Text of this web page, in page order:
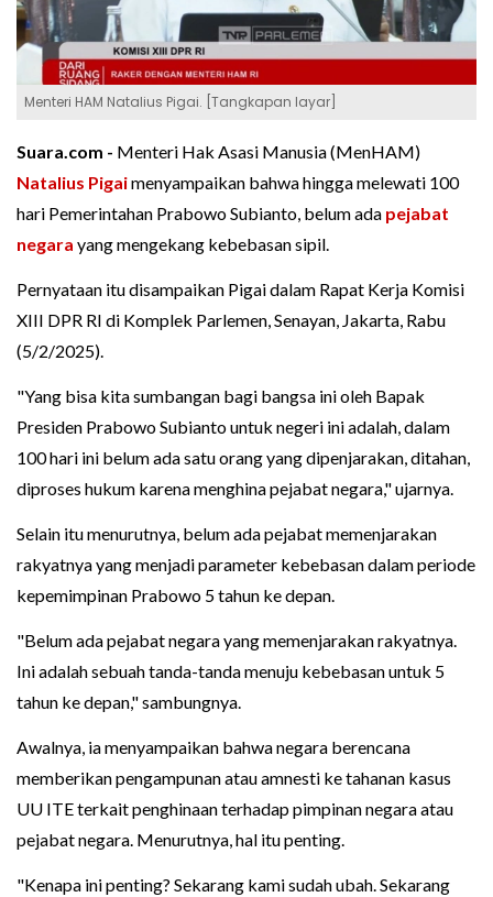
Menteri HAM Natalius Pigai. [Tangkapan layar]
Suara.com - Menteri Hak Asasi Manusia (MenHAM)
Natalius Pigaimenyampaikan bahwa hingga melewati 100
hari Pemerintahan Prabowo Subianto, belum ada pejabat
negara yang mengekang kebebasan sipil.
Pernyataan itu disampaikan Pigai dalam Rapat Kerja Komisi
XIII DPR RI di Komplek Parlemen, Senayan, Jakarta, Rabu
(5/2/2025).
"Yang bisa kita sumbangan bagi bangsa ini oleh Bapak
Presiden Prabowo Subianto untuk negeri ini adalah, dalam
100 hari ini belum ada satu orang yang dipenjarakan, ditahan,
diproses hukum karena menghina pejabat negara," ujarnya.
Selain itu menurutnya, belum ada pejabat memenjarakan
rakyatnya yang menjadi parameter kebebasan dalam periode
kepemimpinan Prabowo 5 tahun ke depan.
"Belum ada pejabat negara yang memenjarakan rakyatnya.
Ini adalah sebuah tanda-tanda menuju kebebasan untuk 5
tahun ke depan," sambungnya.
Awalnya, ia menyampaikan bahwa negara berencana
memberikan pengampunan atau amnesti ke tahanan kasus
UU ITE terkait penghinaan terhadap pimpinan negara atau
pejabat negara. Menurutnya, hal itu penting.
"Kenapa ini penting? Sekarang kami sudah ubah. Sekarang